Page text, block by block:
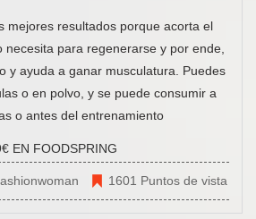
mejores resultados porque acorta el
necesita para regenerarse y por ende,
y ayuda a ganar musculatura. Puedes
o en polvo, y se puede consumir a
o antes del entrenamiento
EN FOODSPRING
1601 Puntos de vista